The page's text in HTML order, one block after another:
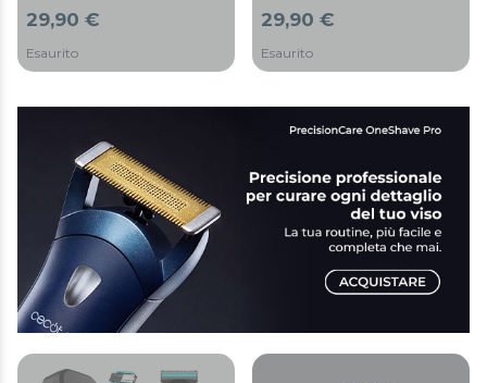
waterproof.
29,90 €
Esaurito
acciaio inox.
29,90 €
Esaurito